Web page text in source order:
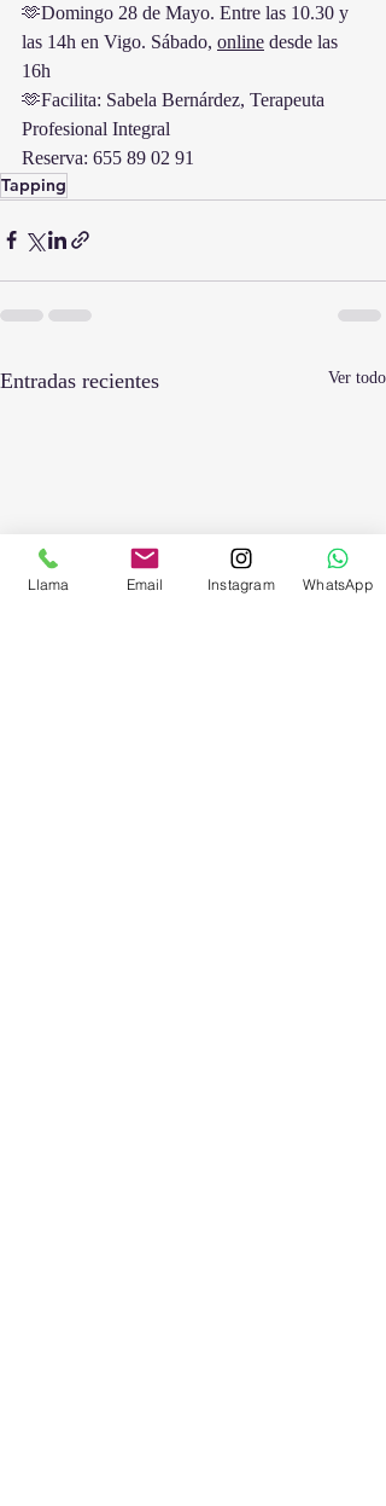
🫶Domingo 28 de Mayo. Entre las 10.30 y
las 14h en Vigo. Sábado, online desde las
16h
🫶Facilita: Sabela Bernárdez, Terapeuta
Profesional Integral
Reserva: 655 89 02 91
Tapping
Entradas recientes Ver todo
Llama Email Instagram WhatsApp